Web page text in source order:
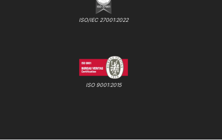
ISO/IEC 27001:2022
ISO 9001:2015